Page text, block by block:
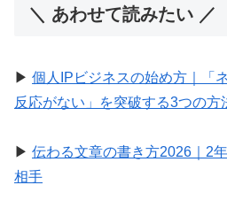
＼ あわせて読みたい ／
▶︎ 個人IPビジネスの始め方｜「
反応がない」を突破する3つの方
▶︎ 伝わる文章の書き方2026｜2
相手